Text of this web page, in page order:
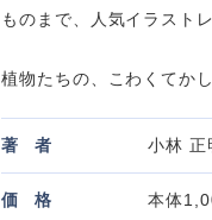
ものまで、人気イラスト
植物たちの、こわくてか
著者 小林
価格 本体